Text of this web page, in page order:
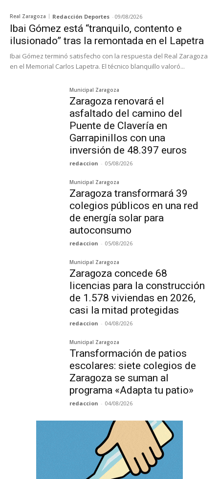
Real Zaragoza Redacción Deportes - 09/08/2026
Ibai Gómez está “tranquilo, contento e
ilusionado” tras la remontada en el Lapetra
Ibai Gómez terminó satisfecho con la respuesta del Real Zaragoza
en el Memorial Carlos Lapetra. El técnico blanquillo valoró...
Municipal Zaragoza
Zaragoza renovará el
asfaltado del camino del
Puente de Clavería en
Garrapinillos con una
inversión de 48.397 euros
redaccion - 05/08/2026
Municipal Zaragoza
Zaragoza transformará 39
colegios públicos en una red
de energía solar para
autoconsumo
redaccion - 05/08/2026
Municipal Zaragoza
Zaragoza concede 68
licencias para la construcción
de 1.578 viviendas en 2026,
casi la mitad protegidas
redaccion - 04/08/2026
Municipal Zaragoza
Transformación de patios
escolares: siete colegios de
Zaragoza se suman al
programa «Adapta tu patio»
redaccion - 04/08/2026